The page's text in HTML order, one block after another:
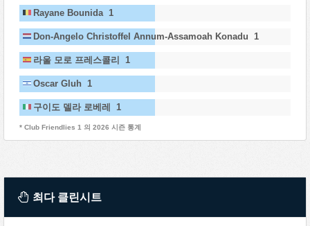
Rayane Bounida 1
Don-Angelo Christoffel Annum-Assamoah Konadu 1
라울 모로 프레스콜리 1
Oscar Gluh 1
구이도 델라 로베레 1
* Club Friendlies 1 의 2026 시즌 통계
최다 클린시트